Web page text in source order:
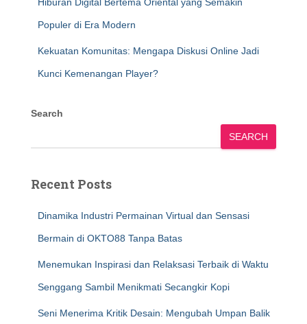
Populer di Era Modern
Kekuatan Komunitas: Mengapa Diskusi Online Jadi
Kunci Kemenangan Player?
Search
SEARCH
Recent Posts
Dinamika Industri Permainan Virtual dan Sensasi
Bermain di OKTO88 Tanpa Batas
Menemukan Inspirasi dan Relaksasi Terbaik di Waktu
Senggang Sambil Menikmati Secangkir Kopi
Seni Menerima Kritik Desain: Mengubah Umpan Balik